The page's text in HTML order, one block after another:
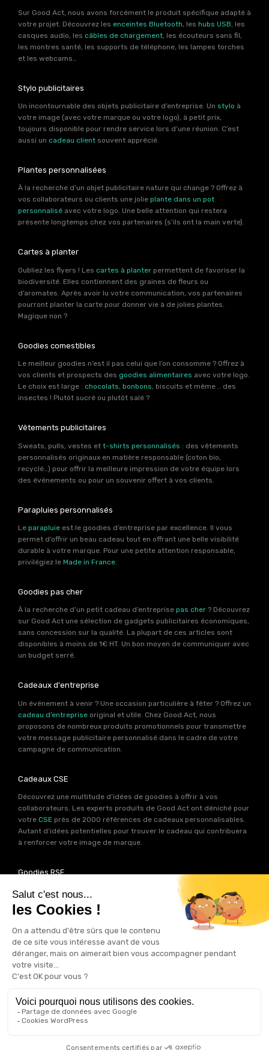
Sur Good Act, nous avons forcément le produit spécifique adapté à
votre projet. Découvrez les enceintes Bluetooth , les hubs USB , les
casques audio, les câbles de chargement , les écouteurs sans fil,
les montres santé, les supports de téléphone, les lampes torches
et les webcams…
Stylo publicitaires
Un incontournable des objets publicitaire d’entreprise. Un stylo à
votre image (avec votre marque ou votre logo), à petit prix,
toujours disponible pour rendre service lors d’une réunion. C’est
aussi un cadeau client souvent apprécié.
Plantes personnalisées
À la recherche d’un objet publicitaire nature qui change ? Offrez à
vos collaborateurs ou clients une jolie plante dans un pot
personnalisé avec votre logo. Une belle attention qui restera
présente longtemps chez vos partenaires (s’ils ont la main verte).
Cartes à planter
Oubliez les flyers ! Les cartes à planter permettent de favoriser la
biodiversité. Elles contiennent des graines de fleurs ou
d’aromates. Après avoir lu votre communication, vos partenaires
pourront planter la carte pour donner vie à de jolies plantes.
Magique non ?
Goodies comestibles
Le meilleur goodies n’est il pas celui que l’on consomme ? Offrez à
vos clients et prospects des goodies alimentaires avec votre logo.
Le choix est large : chocolats, bonbons, biscuits et même .. des
insectes ! Plutôt sucré ou plutôt salé ?
Vêtements publicitaires
Sweats, pulls, vestes et t-shirts personnalisés : des vêtements
personnalisés originaux en matière responsable (coton bio,
recyclé…) pour offrir la meilleure impression de votre équipe lors
des événements ou pour un souvenir offert à vos clients.
Parapluies personnalisés
Le parapluie est le goodies d’entreprise par excellence. Il vous
permet d’offrir un beau cadeau tout en offrant une belle visibilité
durable à votre marque. Pour une petite attention responsable,
privilégiez le Made in France.
Goodies pas cher
À la recherche d’un petit cadeau d’entreprise pas cher ? Découvrez
sur Good Act une sélection de gadgets publicitaires économiques,
sans concession sur la qualité. La plupart de ces articles sont
disponibles à moins de 1€ HT. Un bon moyen de communiquer avec
un budget serré.
Cadeaux d'entreprise
Un événement à venir ? Une occasion particulière à fêter ? Offrez un
cadeau d’entreprise original et utile. Chez Good Act, nous
proposons de nombreux produits promotionnels pour transmettre
votre message publicitaire personnalisé dans le cadre de votre
campagne de communication.
Cadeaux CSE
Découvrez une multitude d’idées de goodies à offrir à vos
collaborateurs. Les experts produits de Good Act ont déniché pour
votre CSE près de 2000 références de cadeaux personnalisables.
Autant d’idées potentielles pour trouver le cadeau qui contribuera
à renforcer votre image de marque.
Goodies RSE
Vous souhaitez communiquer en accord avec vos valeurs ? Ca
tombe bien ! Un grand nombre de produits présents sur Good Act
sont fabriqués en France et en Europe.
Notre sélection RSEvous
permet de trouver un goodies parfait pour votre campagne de
communication. Des produits fabriqués avec amour dans de
bonnes conditions et un impact limité sur la planête.